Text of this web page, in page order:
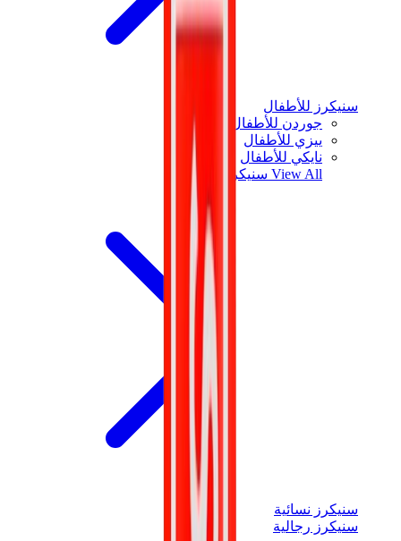
سنيكرز للأطفال
جوردن للأطفال
ييزي للأطفال
نايكي للأطفال
View All سنيكرز للأطفال
سنيكرز نسائية
سنيكرز رجالية